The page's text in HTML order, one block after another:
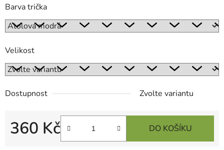
Barva trička
Velikost
Dostupnost Zvolte variantu
360 Kč DO KOŠÍKU